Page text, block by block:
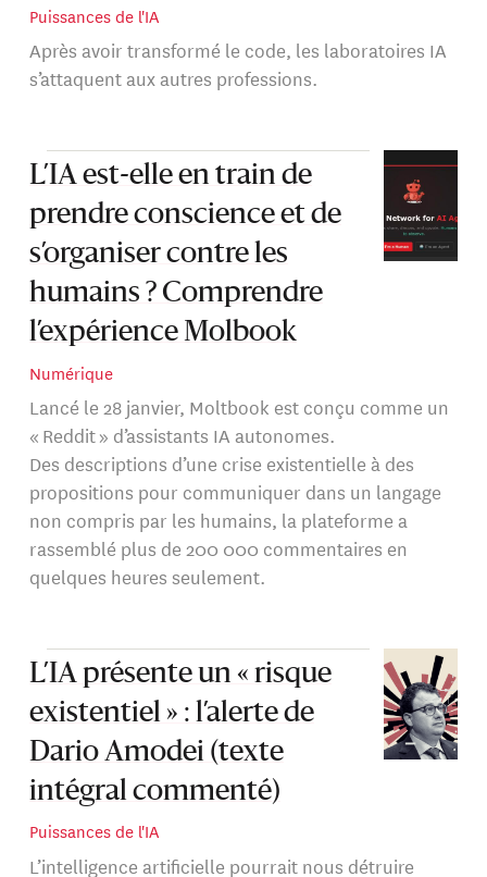
Puissances de l'IA
Après avoir transformé le code, les laboratoires IA
s’attaquent aux autres professions.
L’IA est-elle en train de
prendre conscience et de
s’organiser contre les
humains ? Comprendre
l’expérience Molbook
Numérique
Lancé le 28 janvier, Moltbook est conçu comme un
« Reddit » d’assistants IA autonomes.
Des descriptions d’une crise existentielle à des
propositions pour communiquer dans un langage
non compris par les humains, la plateforme a
rassemblé plus de 200 000 commentaires en
quelques heures seulement.
L’IA présente un « risque
existentiel » : l’alerte de
Dario Amodei (texte
intégral commenté)
Puissances de l'IA
L’intelligence artificielle pourrait nous détruire